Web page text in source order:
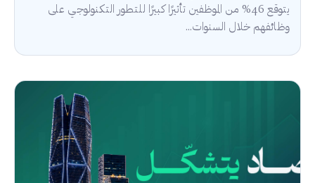
يتوقع 46% من الموظفين تأثيرًا كبيرًا للتطور التكنولوجي على
وظائفهم خلال السنوات...